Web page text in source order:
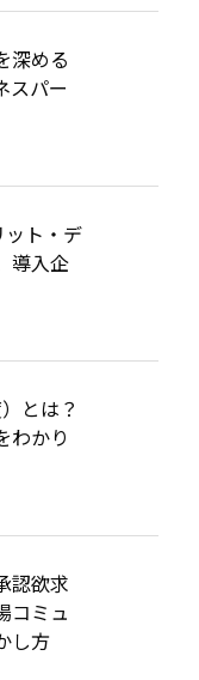
深める
スパー
ット・デ
導入企
とは？
わかり
認欲求
コミュ
し方